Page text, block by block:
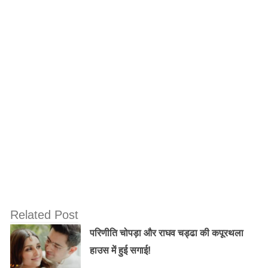
Related Post
परिणीति चोपड़ा और राघव चड्ढा की कपूरथला
हाउस में हुई सगाई!